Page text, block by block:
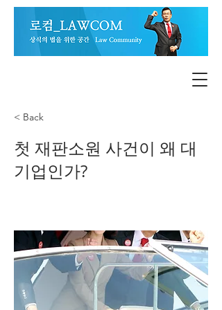
< Back
첫 재판소원 사건이 왜 대
기업인가?